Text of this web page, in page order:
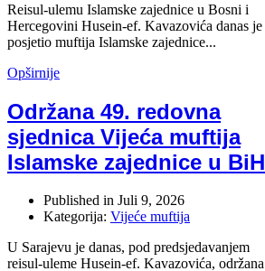
Reisul-ulemu Islamske zajednice u Bosni i
Hercegovini Husein-ef. Kavazovića danas je
posjetio muftija Islamske zajednice...
Opširnije
Održana 49. redovna
sjednica Vijeća muftija
Islamske zajednice u BiH
Published in Juli 9, 2026
Kategorija: Vijeće muftija
U Sarajevu je danas, pod predsjedavanjem
reisul-uleme Husein-ef. Kavazovića, održana